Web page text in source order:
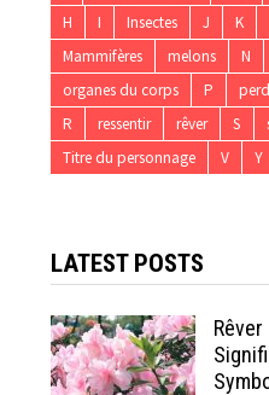
H
I Insectes J K
Mammifères
melons N
organes du corps
P
R
ressentir rêver S
Titre du personnage
V Y
LATEST POSTS
Rêver